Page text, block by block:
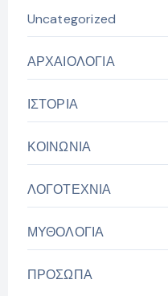
Uncategorized
ΑΡΧΑΙΟΛΟΓΙΑ
ΙΣΤΟΡΙΑ
ΚΟΙΝΩΝΙΑ
ΛΟΓΟΤΕΧΝΙΑ
ΜΥΘΟΛΟΓΙΑ
ΠΡΟΣΩΠΑ